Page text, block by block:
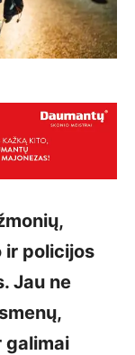
ir policijos
Jau ne
galimai